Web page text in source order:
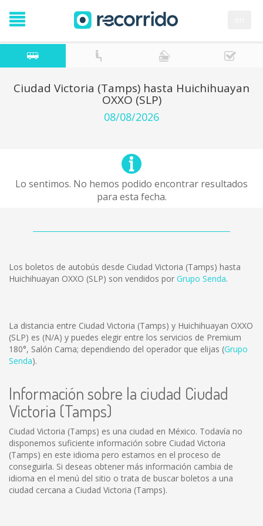
Ciudad Victoria (Tamps) hasta Huichihuayan
OXXO (SLP)
08/08/2026
Lo sentimos. No hemos podido encontrar resultados
para esta fecha.
Los boletos de autobús desde Ciudad Victoria (Tamps) hasta
Huichihuayan OXXO (SLP) son vendidos por Grupo Senda.
La distancia entre Ciudad Victoria (Tamps) y Huichihuayan OXXO
(SLP) es (N/A) y puedes elegir entre los servicios de Premium
180°, Salón Cama; dependiendo del operador que elijas (Grupo
Senda).
Información sobre la ciudad Ciudad
Victoria (Tamps)
Ciudad Victoria (Tamps) es una ciudad en México. Todavía no
disponemos suficiente información sobre Ciudad Victoria
(Tamps) en este idioma pero estamos en el proceso de
conseguirla. Si deseas obtener más información cambia de
idioma en el menú del sitio o trata de buscar boletos a una
ciudad cercana a Ciudad Victoria (Tamps).